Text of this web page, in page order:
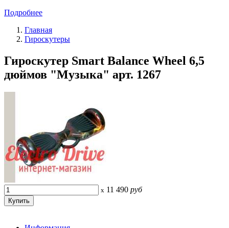
Подробнее
Главная
Гироскутеры
Гироскутер Smart Balance Wheel 6,5
дюймов "Музыка" арт. 1267
x 11 490 руб